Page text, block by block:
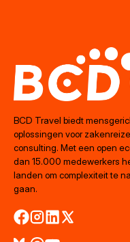
BCD Travel biedt
oplossingen voor
consulting. Met een open
dan 15.000 medewerkers
landen om complexiteit te
gaan.